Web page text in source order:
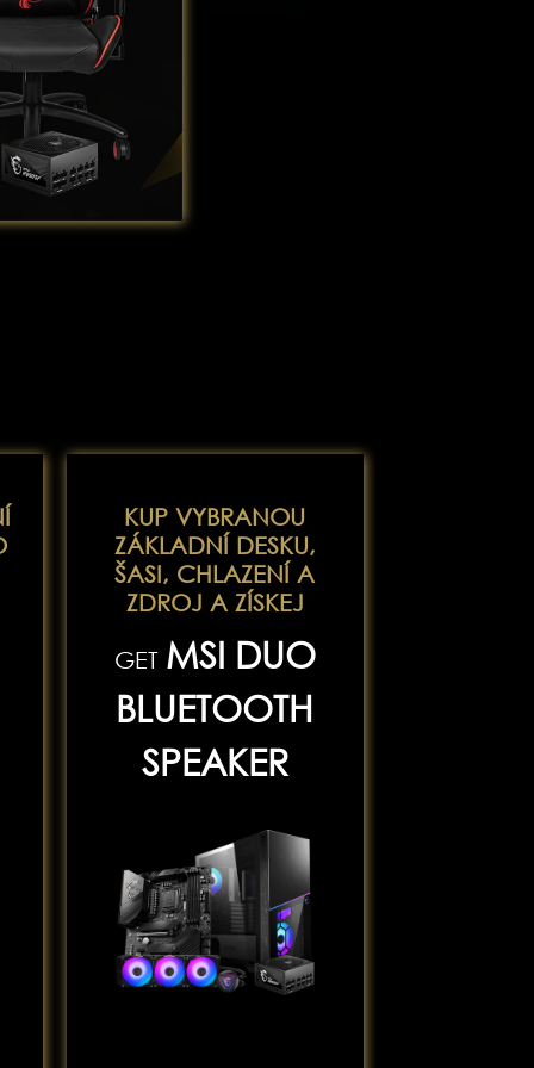
KUP VYBRANOU
ZÁKLADNÍ DESKU,
ŠASI, CHLAZENÍ A
ZDROJ A ZÍSKEJ
GET MSI DUO
BLUETOOTH
SPEAKER